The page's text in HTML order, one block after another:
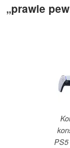
„prawie
PS5